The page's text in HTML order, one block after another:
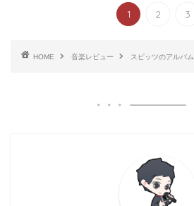
1 2 3
HOME 音楽レビュー スピッツのアルバム